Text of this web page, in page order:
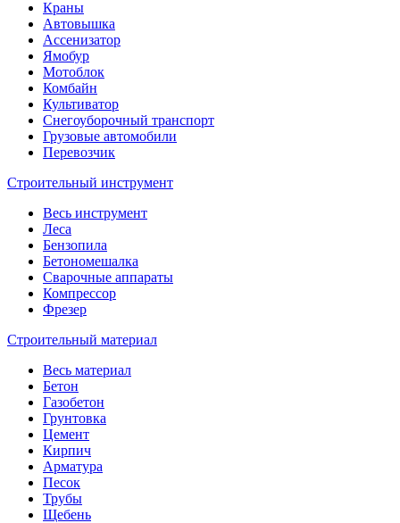
Краны
Автовышка
Ассенизатор
Ямобур
Мотоблок
Комбайн
Культиватор
Снегоуборочный транспорт
Грузовые автомобили
Перевозчик
Строительный инструмент
Весь инструмент
Леса
Бензопила
Бетономешалка
Сварочные аппараты
Компрессор
Фрезер
Строительный материал
Весь материал
Бетон
Газобетон
Грунтовка
Цемент
Кирпич
Арматура
Песок
Трубы
Щебень